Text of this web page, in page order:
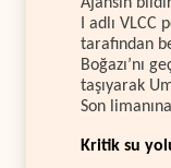
I adlı
tarafından
Boğazı’nı
taşıyarak
Son
Kritik su